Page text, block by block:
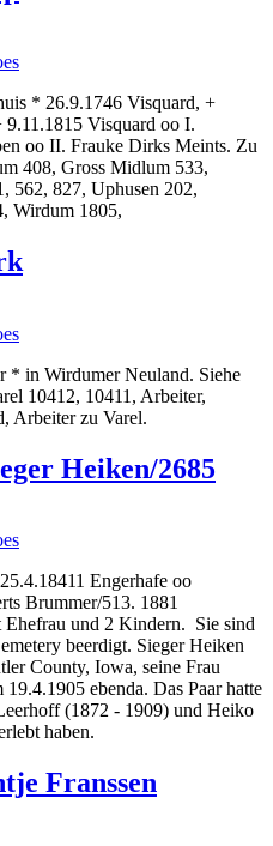
* 26.9.1746 Visquard, +
9.11.1815 Visquard oo I.
oo II. Frauke Dirks Meints. Zu
408, Gross Midlum 533,
562, 827, Uphusen 202,
Wirdum 1805,
in Wirdumer Neuland. Siehe
10412, 10411, Arbeiter,
Arbeiter zu Varel.
Heiken/2685
Engerhafe oo
Brummer/513. 1881
und 2 Kindern. Sie sind
beerdigt. Sieger Heiken
County, Iowa, seine Frau
ebenda. Das Paar hatte
(1872 - 1909) und Heiko
haben.
Franssen